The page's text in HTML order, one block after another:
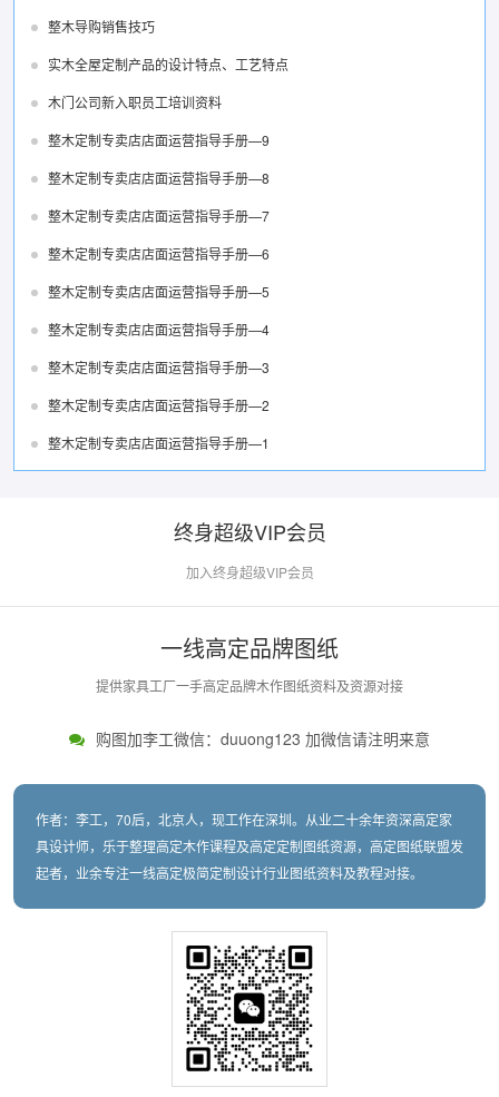
整木导购销售技巧
实木全屋定制产品的设计特点、工艺特点
木门公司新入职员工培训资料
整木定制专卖店店面运营指导手册—9
整木定制专卖店店面运营指导手册—8
整木定制专卖店店面运营指导手册—7
整木定制专卖店店面运营指导手册—6
整木定制专卖店店面运营指导手册—5
整木定制专卖店店面运营指导手册—4
整木定制专卖店店面运营指导手册—3
整木定制专卖店店面运营指导手册—2
整木定制专卖店店面运营指导手册—1
终身超级VIP会员
加入终身超级VIP会员
一线高定品牌图纸
提供家具工厂一手高定品牌木作图纸资料及资源对接
购图加李工微信：duuong123 加微信请注明来意
作者：李工，70后，北京人，现工作在深圳。从业二十余年资深高定家
具设计师，乐于整理高定木作课程及高定定制图纸资源，高定图纸联盟发
起者，业余专注一线高定极简定制设计行业图纸资料及教程对接。